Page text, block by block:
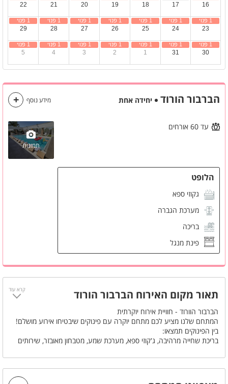
16
17
18
19
20
21
22
23
24
25
26
27
28
29
30
31
1
2
3
4
5
הברבור הורוד יחידה אחת
תמונות
עד 60 אורחים
הלופט
גקוזי ספא
מערכת הגברה
בריכה
פינת מנגל
מידע נוסף
תאור מקום האירוח הברבור הורוד
הברבור הוורוד - חוויית אירוח יוקרתית
המתחם שלנו מציע לכם מתחם יוקרה עם פינוקים שיבטיחו אירוע מושלם!
בין הפינוקים תמצאו:
בריכת שחייה מרהיבה, ג'קוזי ספא, מערכת שמע, מטבחון מאובזר, שירותים
לכבוד 10 שנים של הפקות:
רק 2,000 ש"ח למסיבת רווקות עד 10 משתתפות! המחיר כולל עיצוב
קרא עוד